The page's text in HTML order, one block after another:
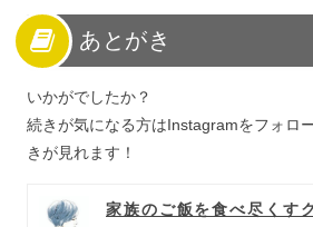
あとがき
いかがでしたか？
続きが気になる方はInstagramをフォロ
きが見れます！
家族のご飯を食べ尽くす